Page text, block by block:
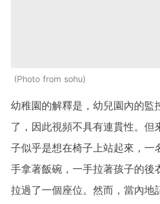
Photo from sohu
幼稚園的解釋是，幼兒園內的監
了，因此視頻不具有連貫性。但
子似乎是想在椅子上站起來，一
手拿著飯碗，一手拉著孩子的後
拉過了一個座位。然而，當內地